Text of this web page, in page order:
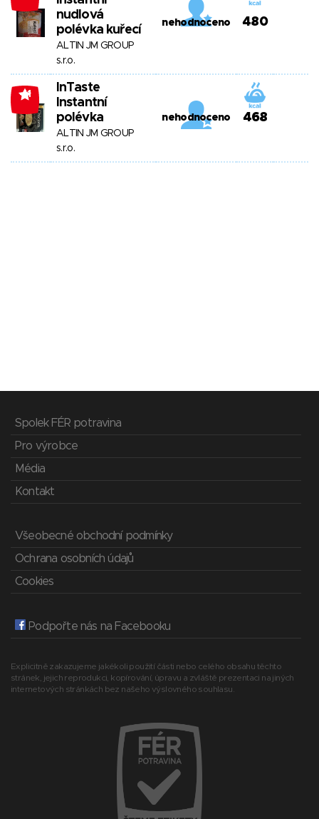
nudlová
polévka kuřecí
ALTIN JM GROUP
s.r.o.
nehodnoceno 480
-11
InTaste
Instantní
polévka
ALTIN JM GROUP
s.r.o.
nehodnoceno 468
Spolek FÉR potravina
Pro výrobce
Média
Kontakt
Všeobecné obchodní podmínky
Ochrana osobních údajů
Cookies
Podpořte nás na Facebooku
Explicitně zakazujeme jakékoli použití části nebo celého obsahu těchto
stránek, jejich reprodukci, kopírování, úpravu a zvláště prezentaci na jiných
internetových stránkách bez našeho výslovného souhlasu.